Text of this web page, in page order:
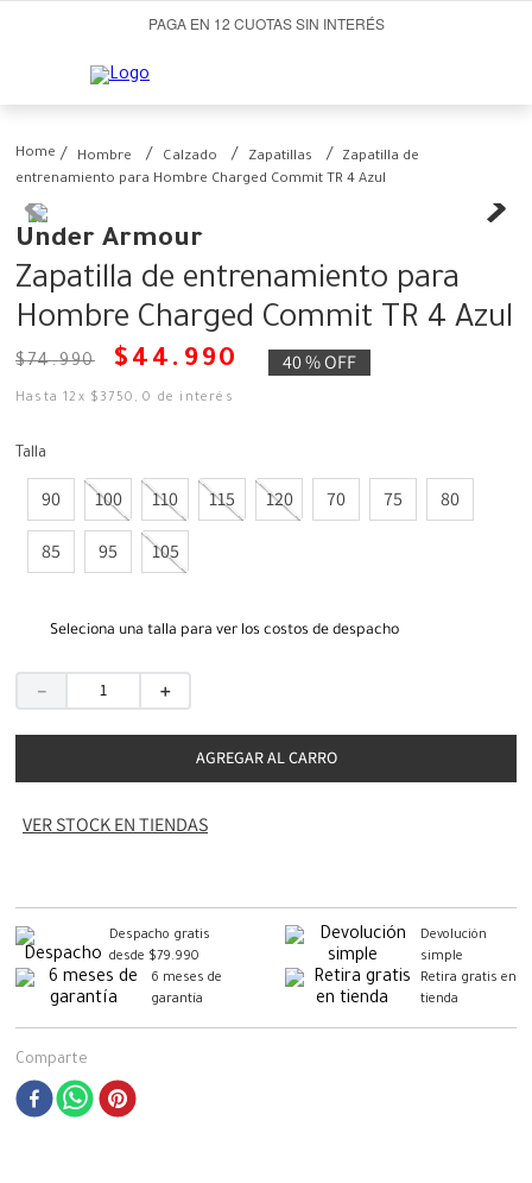
PAGA EN 12 CUOTAS SIN INTERÉS
Hombre Calzado Zapatillas
Zapatilla de
entrenamiento para Hombre Charged Commit TR 4 Azul
Under Armour
Zapatilla de entrenamiento para
Hombre Charged Commit TR 4 Azul
$74.990 $ 44 . 990 40 %OFF
Hasta12 x $ 3750 ,0 de interés
Talla
90 100 110 115 120 70 75 80
85 95 105
Seleciona una talla para ver los costos de despacho
＋
－
AGREGAR AL CARRO
VER STOCK EN TIENDAS
Despacho gratis
desde $79.990
Devolución
simple
6 meses de
garantía
Retira gratis en
tienda
Comparte